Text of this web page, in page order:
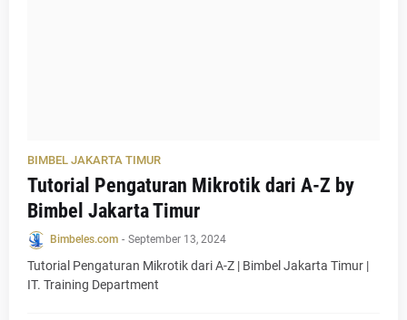
BIMBEL JAKARTA TIMUR
Tutorial Pengaturan Mikrotik dari A-Z by
Bimbel Jakarta Timur
Bimbeles.com - September 13, 2024
Tutorial Pengaturan Mikrotik dari A-Z | Bimbel Jakarta Timur |
IT. Training Department